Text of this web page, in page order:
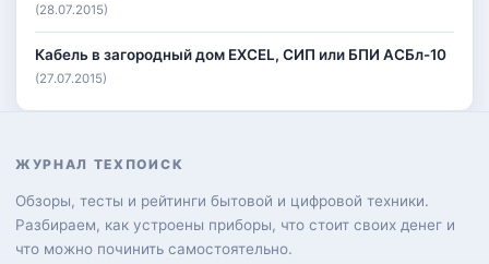
(28.07.2015)
Кабель в загородный дом EXCEL, СИП или БПИ АСБл-10
(27.07.2015)
ЖУРНАЛ ТЕХПОИСК
Обзоры, тесты и рейтинги бытовой и цифровой техники.
Разбираем, как устроены приборы, что стоит своих денег и
что можно починить самостоятельно.